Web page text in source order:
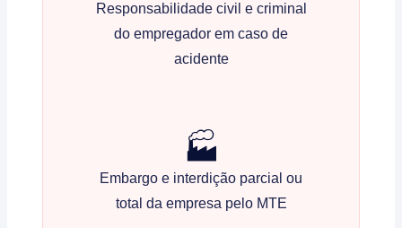
Responsabilidade civil e criminal
do empregador em caso de
acidente
🏭
Embargo e interdição parcial ou
total da empresa pelo MTE